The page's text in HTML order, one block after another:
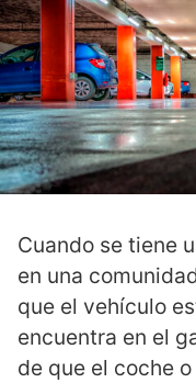
Cuando se tiene
en una
que el vehículo
encuentra en el
de que el coche